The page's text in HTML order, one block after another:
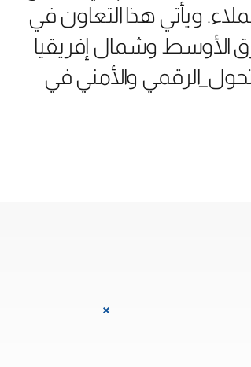
ويأتي هذا التعاون في
الأوسط وشمال إفريقيا
والأمني في